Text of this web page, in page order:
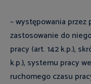
– występowania
zastosowanie do
pracy (art. 142 k.p.),
k.p.), systemu pracy
ruchomego czasu